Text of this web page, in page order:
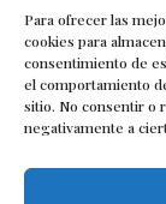
Para ofrecer las
cookies para
consentimiento de
el comportamiento
sitio. No consentir o
negativamente a
Suspensión
talleres
Termostato
Volkswagen